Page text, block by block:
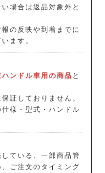
場合は返品対象外と
の反映や到着までに
ます。
ンドル車用の商品 と
証しておりません。
様・型式・ハンドル
ている、一部商品管
ご注文のタイミング